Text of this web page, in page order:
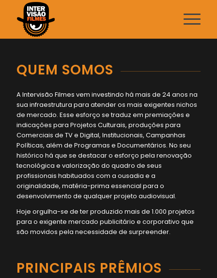
QUEM SOMOS
A Intervisão Filmes vem investindo há mais de 24 anos na
sua infraestrutura para atender os mais exigentes nichos
de mercado. Esse esforço se traduz em premiações e
indicações para Projetos Culturais, produções para
Comerciais de TV e Digital, Institucionais, Campanhas
Políticas, além de Programas e Documentários. No seu
histórico há que se destacar o esforço pela renovação
tecnológica e valorização do quadro de seus
profissionais habituados com a ousadia e a
originalidade, matéria-prima essencial para o
desenvolvimento de qualquer projeto audiovisual.
Hoje orgulha-se de ter produzido mais de 1.000 projetos
para o exigente mercado publicitário e corporativo que
são movidos pela necessidade de surpreender.
PRINCIPAIS PRÊMIOS